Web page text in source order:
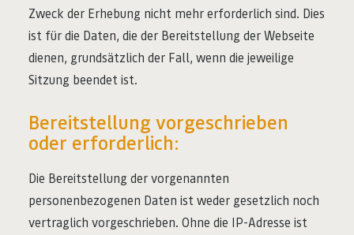
Zweck der Erhebung nicht mehr erforderlich sind. Dies
ist für die Daten, die der Bereitstellung der Webseite
dienen, grundsätzlich der Fall, wenn die jeweilige
Sitzung beendet ist.
Bereitstellung vorgeschrieben
oder erforderlich:
Die Bereitstellung der vorgenannten
personenbezogenen Daten ist weder gesetzlich noch
vertraglich vorgeschrieben. Ohne die IP-Adresse ist